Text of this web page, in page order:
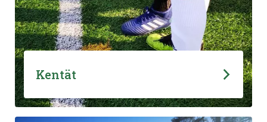
Kentät